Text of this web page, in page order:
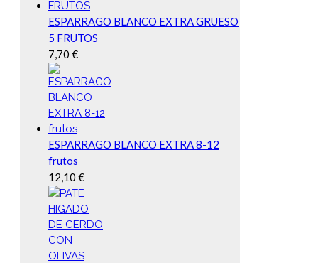
ESPARRAGO BLANCO EXTRA GRUESO
5 FRUTOS
7,70 €
ESPARRAGO BLANCO EXTRA 8-12
frutos
12,10 €